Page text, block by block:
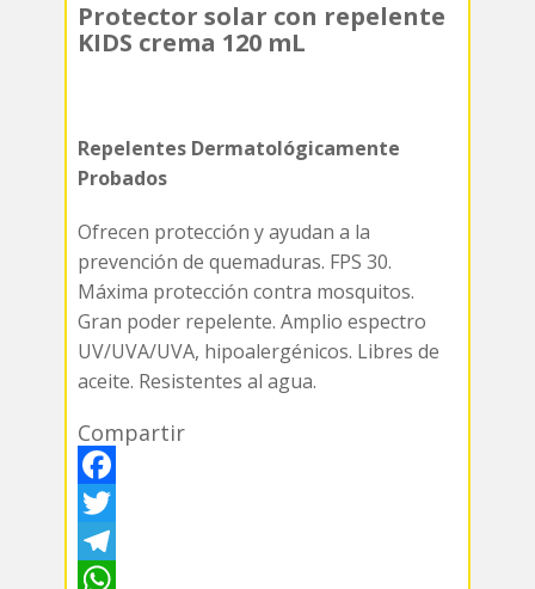
Protector solar con repelente
KIDS crema 120 mL
Repelentes Dermatológicamente
Probados
Ofrecen protección y ayudan a la
prevención de quemaduras. FPS 30.
Máxima protección contra mosquitos.
Gran poder repelente. Amplio espectro
UV/UVA/UVA, hipoalergénicos. Libres de
aceite. Resistentes al agua.
Compartir
F
a
c
T
w
T